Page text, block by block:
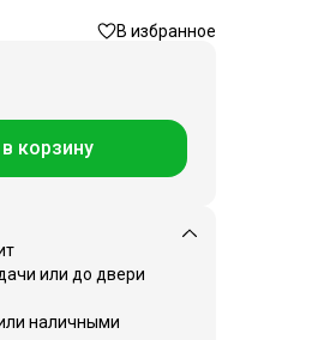
В избранное
корзину
или до двери
наличными